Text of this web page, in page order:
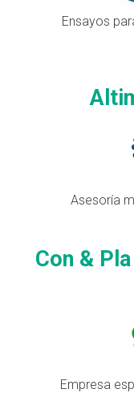
Ensayos
Asesoría
Con &
Empresa